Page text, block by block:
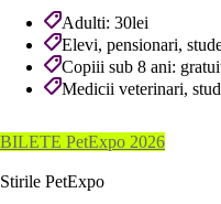
Adulti: 30lei
Elevi, pensionari,
Copiii sub 8 ani:
Medicii veterinari,
BILETE PetExpo 2026
Stirile PetExpo